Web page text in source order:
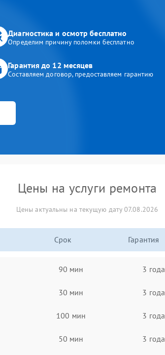
Диагностика и осмотр бесплатно
Определим причину поломки бесплатно
Гарантия до 12 месяцев
Составляем договор, предоставляем гарантию
Цены на услуги ремонта
Цены актуальны на текущую дату 07.08.2026
Срок Гарантия
90 мин 3 года
30 мин 3 года
100 мин 3 года
50 мин 3 года